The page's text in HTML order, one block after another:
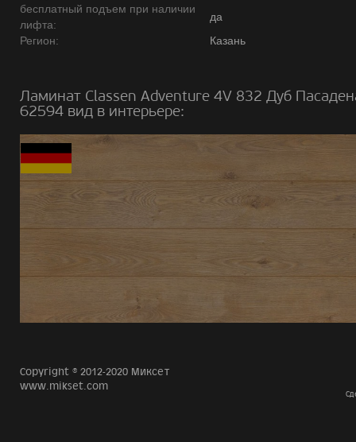
бесплатный подъем при наличии
лифта:
да
Регион:
Казань
Ламинат Classen Adventure 4V 832 Дуб
62594 вид в интерьере:
Copyright © 2012-2020 Миксет
www.mikset.com